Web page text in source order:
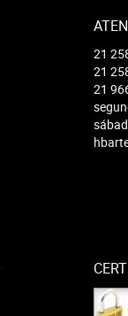
21
21
21